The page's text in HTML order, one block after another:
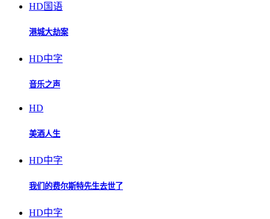
HD国语
港城大劫案
HD中字
音乐之声
HD
美酒人生
HD中字
我们的费尔斯特先生去世了
HD中字